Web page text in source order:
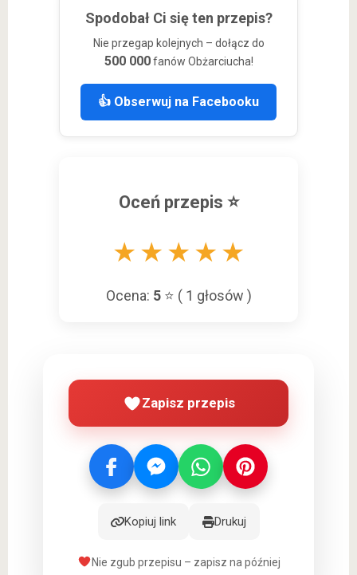
Spodobał Ci się ten przepis?
Nie przegap kolejnych – dołącz do
500 000fanów Obżarciucha!
👍 Obserwuj na Facebooku
Oceń przepis ⭐
★ ★ ★ ★ ★
Ocena: 5⭐ ( 1 głosów )
Zapisz przepis
Kopiuj link Drukuj
Nie zgub przepisu – zapisz na później